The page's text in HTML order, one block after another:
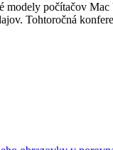
modely počítačov
Tohtoročná